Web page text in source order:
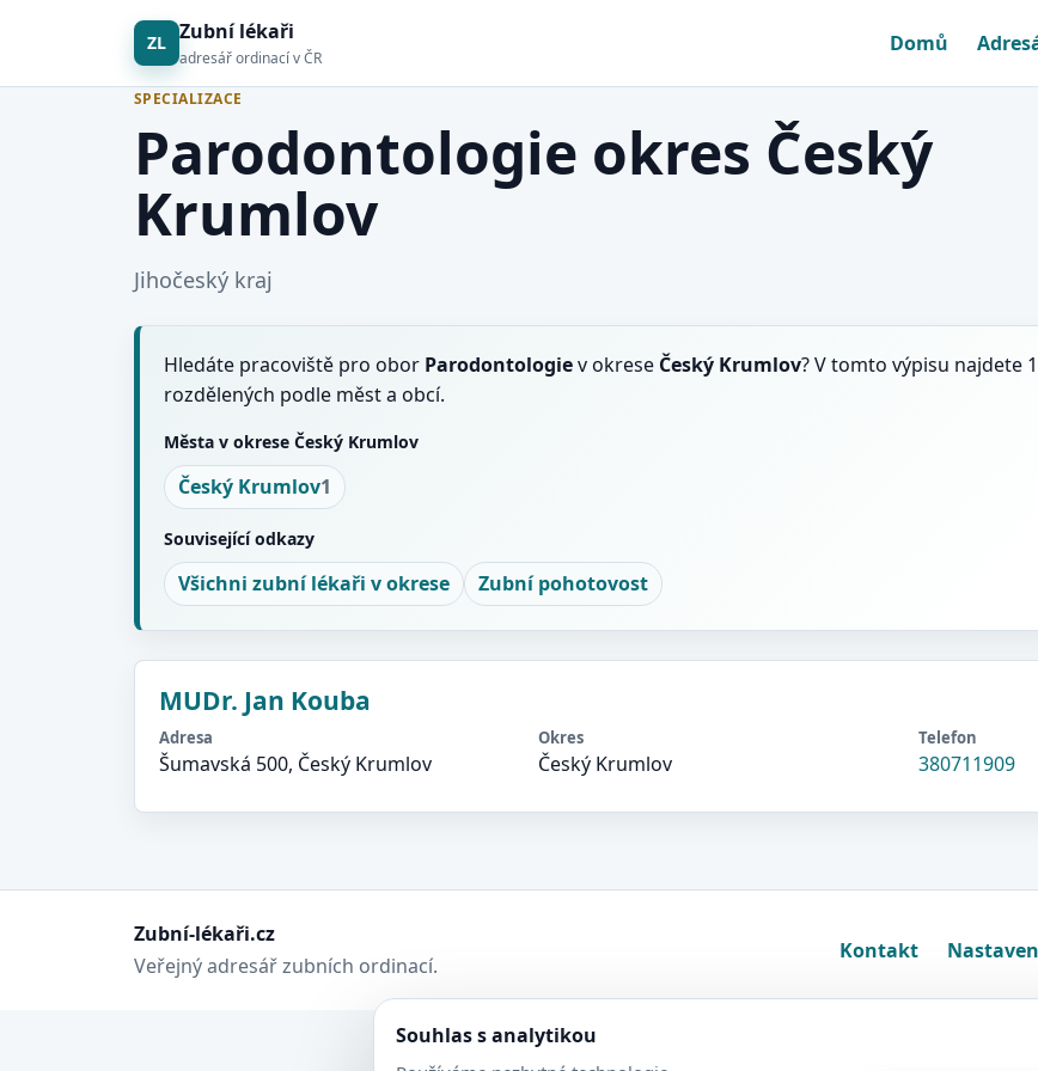
ZL Zubní lékaři
adresář ordinací v ČR
Domů
SPECIALIZACE
Parodontologie okres Český
Krumlov
Jihočeský kraj
Hledáte pracoviště pro obor Parodontologiev okrese Český Krumlov? V tomto výpisu najdete
rozdělených podle měst a obcí.
Města v okrese Český Krumlov
Český Krumlov1
Související odkazy
Všichni zubní lékaři v okrese Zubní pohotovost
MUDr. Jan Kouba
Adresa
Šumavská 500, Český Krumlov
Okres
Český Krumlov
Telefon
380711909
Zubní-lékaři.cz
Veřejný adresář zubních ordinací.
Kontakt
Souhlas s analytikou